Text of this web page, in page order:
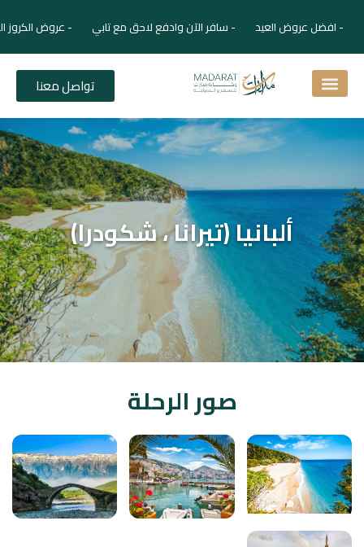
- افضل عروض العيد - سافر الآن وادفع لاحق مع تابي - عروض الكروز
تواصل معنا
ألبانيا (تيرانا ، شكودرا)
صور الرحلة